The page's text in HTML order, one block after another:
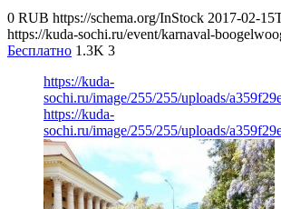
0 RUB https://schema.org/InStock 2017-02-
https://kuda-sochi.ru/event/karnaval-
Бесплатно 1.3K 3
https://kuda-
sochi.ru/image/255/255/uploads/
https://kuda-
sochi.ru/image/255/255/uploads/